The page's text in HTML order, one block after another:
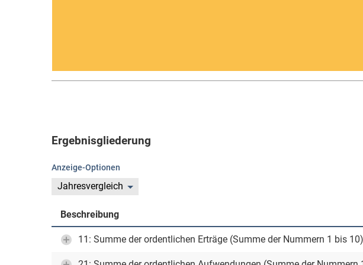
Ergebnisgliederung
Anzeige-Optionen
Jahresvergleich
Beschreibung
11: Summe der ordentlichen Erträge (Summe der Nummern 1 bis 10)